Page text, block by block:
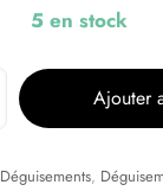
5 en stock
Ajouter
Déguisements,